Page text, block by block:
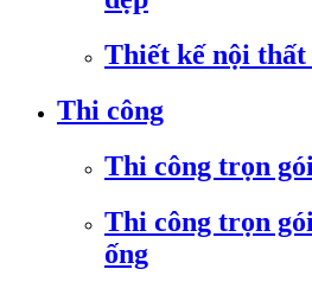
Thiết kế nội thất
Thi công
Thi công trọn
Thi công trọn
ống